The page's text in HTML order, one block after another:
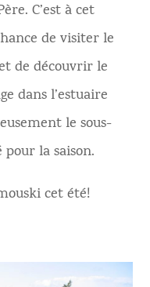
C’est à cet
de visiter le
de découvrir le
dans l’estuaire
le sous-
la saison.
cet été!